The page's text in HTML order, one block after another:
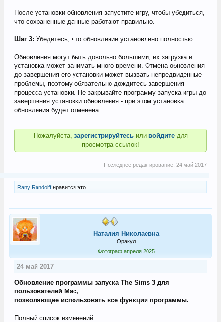
После установки обновления запустите игру, чтобы убедиться,
что сохраненные данные работают правильно.
Шаг 3: Убедитесь, что обновление установлено полностью
Обновления могут быть довольно большими, их загрузка и
установка может занимать много времени. Отмена обновления
до завершения его установки может вызвать непредвиденные
проблемы, поэтому обязательно дождитесь завершения
процесса установки. Не закрывайте программу запуска игры до
завершения установки обновления - при этом установка
обновления будет отменена.
Пожалуйста, зарегистрируйтесьили войдите для
просмотра ссылок!
Последнее редактирование:24 май 2017
Rany Randolffнравится это.
Наталия Николаевна
Оракул
Фотограф апреля 2025
24 май 2017
Обновление программы запуска The Sims 3 для
пользователей Mac,
позволяющее использовать все функции программы.
Полный список изменений: